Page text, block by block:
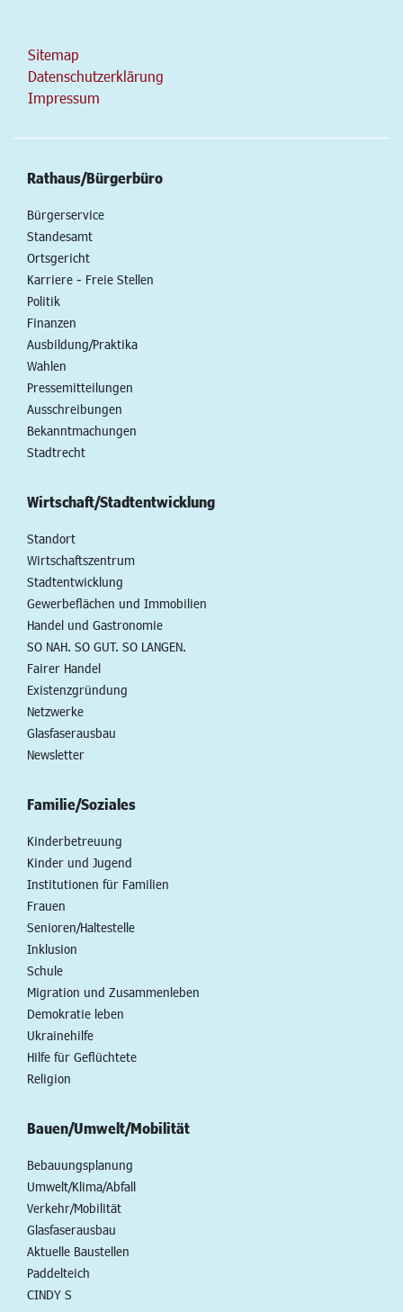
Sitemap
Datenschutzerklärung
Impressum
Rathaus/Bürgerbüro
Bürgerservice
Standesamt
Ortsgericht
Karriere - Freie Stellen
Politik
Finanzen
Ausbildung/Praktika
Wahlen
Pressemitteilungen
Ausschreibungen
Bekanntmachungen
Stadtrecht
Wirtschaft/Stadtentwicklung
Standort
Wirtschaftszentrum
Stadtentwicklung
Gewerbeflächen und Immobilien
Handel und Gastronomie
SO NAH. SO GUT. SO LANGEN.
Fairer Handel
Existenzgründung
Netzwerke
Glasfaserausbau
Newsletter
Familie/Soziales
Kinderbetreuung
Kinder und Jugend
Institutionen für Familien
Frauen
Senioren/Haltestelle
Inklusion
Schule
Migration und Zusammenleben
Demokratie leben
Ukrainehilfe
Hilfe für Geflüchtete
Religion
Bauen/Umwelt/Mobilität
Bebauungsplanung
Umwelt/Klima/Abfall
Verkehr/Mobilität
Glasfaserausbau
Aktuelle Baustellen
Paddelteich
CINDY S